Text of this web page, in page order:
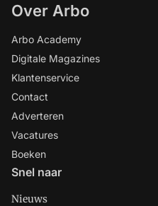
Over Arbo
Arbo Academy
Digitale Magazines
Klantenservice
Contact
Adverteren
Vacatures
Boeken
Snel naar
Nieuws